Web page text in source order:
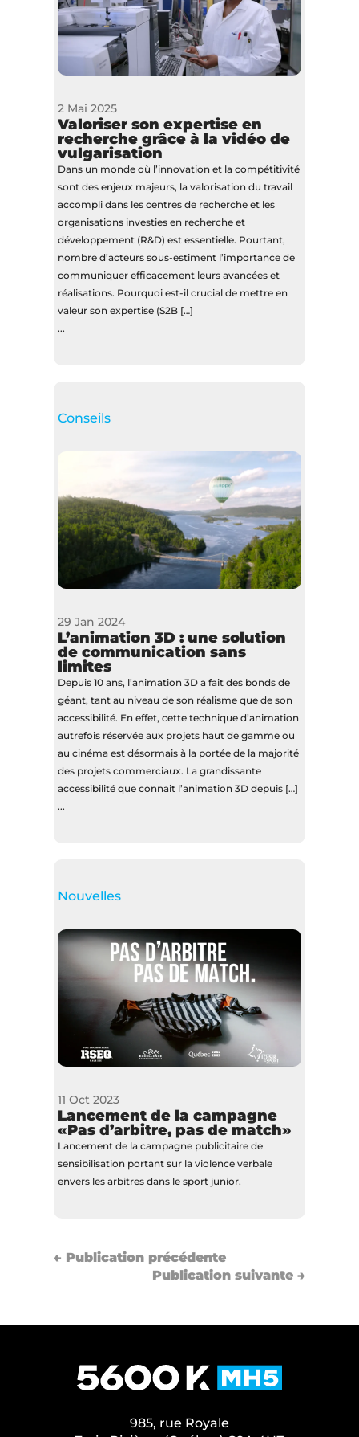
2 Mai 2025
Valoriser son expertise en
recherche grâce à la vidéo de
vulgarisation
Dans un monde où l’innovation et la compétitivité
sont des enjeux majeurs, la valorisation du travail
accompli dans les centres de recherche et les
organisations investies en recherche et
développement (R&D) est essentielle. Pourtant,
nombre d’acteurs sous-estiment l’importance de
communiquer efficacement leurs avancées et
réalisations. Pourquoi est-il crucial de mettre en
valeur son expertise (S2B […]
...
Conseils
29 Jan 2024
L’animation 3D : une solution
de communication sans
limites
Depuis 10 ans, l’animation 3D a fait des bonds de
géant, tant au niveau de son réalisme que de son
accessibilité. En effet, cette technique d’animation
autrefois réservée aux projets haut de gamme ou
au cinéma est désormais à la portée de la majorité
des projets commerciaux. La grandissante
accessibilité que connait l’animation 3D depuis […]
...
Nouvelles
11 Oct 2023
Lancement de la campagne
«Pas d’arbitre, pas de match»
Lancement de la campagne publicitaire de
sensibilisation portant sur la violence verbale
envers les arbitres dans le sport junior.
← Publication précédente
Publication suivante→
985, rue Royale